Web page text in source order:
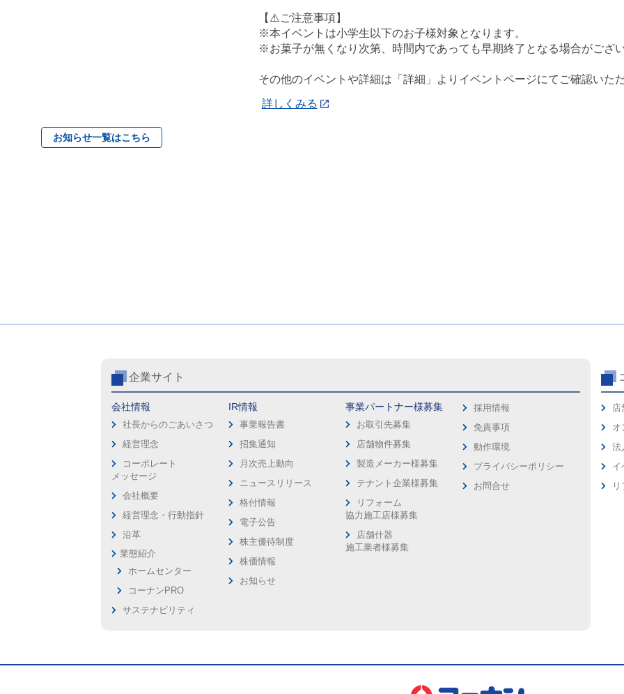
【⚠️ご注意事項】
※本イベントは小学生以下のお子様対象となります。
※お菓子が無くなり次第、時間内であっても早期終了となる場合がござい
その他のイベントや詳細は「詳細」よりイベントページにてご確認いただ
詳しくみる
お知らせ一覧はこちら
企業サイト
会社情報
社長からのごあいさつ
経営理念
コーポレート
メッセージ
会社概要
経営理念・行動指針
沿革
業態紹介
ホームセンター
コーナンPRO
サステナビリティ
IR情報
事業報告書
招集通知
月次売上動向
ニュースリリース
格付情報
電子公告
株主優待制度
株価情報
お知らせ
事業パートナー様募集
お取引先募集
店舗物件募集
製造メーカー様募集
テナント企業様募集
リフォーム
協力施工店様募集
店舗什器
施工業者様募集
採用情報
免責事項
動作環境
プライバシーポリシー
お問合せ
店
オ
法
イ